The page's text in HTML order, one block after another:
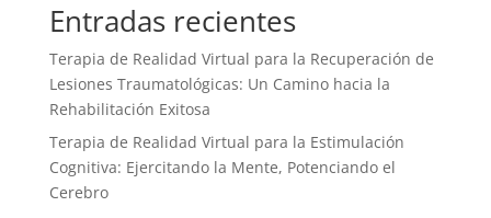
Entradas recientes
Terapia de Realidad Virtual para la Recuperación de
Lesiones Traumatológicas: Un Camino hacia la
Rehabilitación Exitosa
Terapia de Realidad Virtual para la Estimulación
Cognitiva: Ejercitando la Mente, Potenciando el
Cerebro